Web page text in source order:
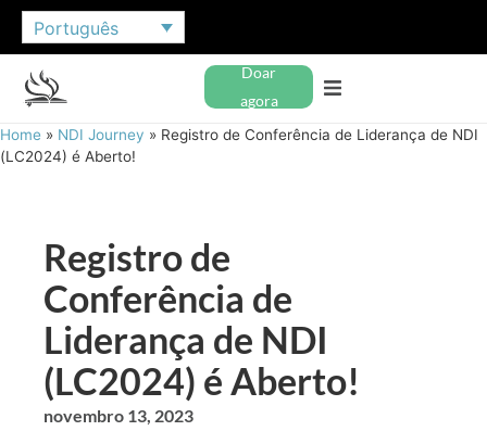
Português
Doar
agora
Home » NDI Journey » Registro de Conferência de Liderança de NDI
(LC2024) é Aberto!
Registro de
Conferência de
Liderança de NDI
(LC2024) é Aberto!
novembro 13, 2023